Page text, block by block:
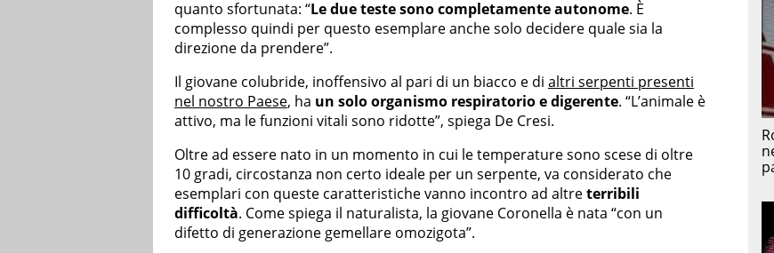
quanto sfortunata: “Le due teste sono completamente autonome. È
complesso quindi per questo esemplare anche solo decidere quale sia la
direzione da prendere”.
Il giovane colubride, inoffensivo al pari di un biacco e di altri serpenti presenti
nel nostro Paese, ha un solo organismo respiratorio e digerente. “L’animale è
attivo, ma le funzioni vitali sono ridotte”, spiega De Cresi.
Oltre ad essere nato in un momento in cui le temperature sono scese di oltre
10 gradi, circostanza non certo ideale per un serpente, va considerato che
esemplari con queste caratteristiche vanno incontro ad altreterribili
difficoltà. Come spiega il naturalista, la giovane Coronella è nata “con un
difetto di generazione gemellare omozigota”.